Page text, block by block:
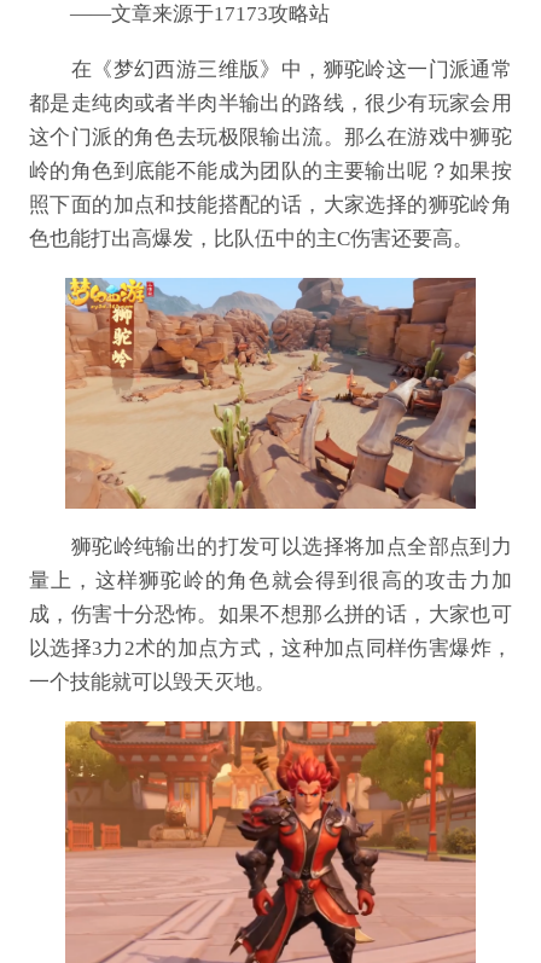
——文章来源于17173攻略站
在《梦幻西游三维版》中，狮驼岭这一门派通常
都是走纯肉或者半肉半输出的路线，很少有玩家会用
这个门派的角色去玩极限输出流。那么在游戏中狮驼
岭的角色到底能不能成为团队的主要输出呢？如果按
照下面的加点和技能搭配的话，大家选择的狮驼岭角
色也能打出高爆发，比队伍中的主C伤害还要高。
狮驼岭纯输出的打发可以选择将加点全部点到力
量上，这样狮驼岭的角色就会得到很高的攻击力加
成，伤害十分恐怖。如果不想那么拼的话，大家也可
以选择3力2术的加点方式，这种加点同样伤害爆炸，
一个技能就可以毁天灭地。